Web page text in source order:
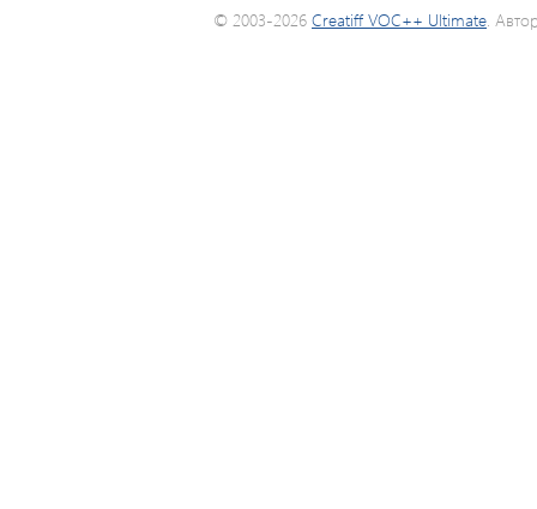
© 2003-2026 Creatiff VOC++ Ultimate.